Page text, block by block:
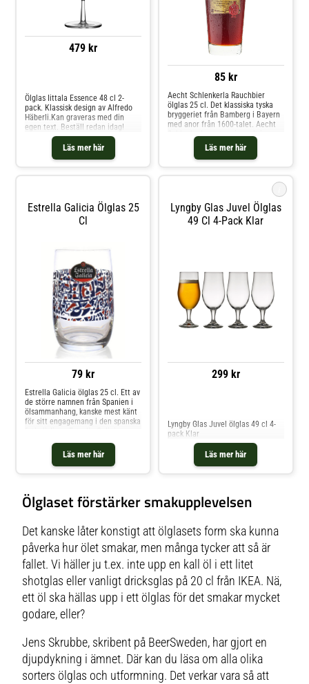
igen.Ta en titt på vårt stora utbud
av ölglas och hitta det perfekta
glaset för dig!
479 kr
Läs mer här
Ölglas Iittala Essence 48 cl 2-
pack. Klassisk design av Alfredo
Häberli.Kan graveras med din
egen text. Beställ redan idag!
85 kr
Läs mer här
Aecht Schlenkerla Rauchbier
ölglas 25 cl. Det klassiska tyska
bryggeriet från Bamberg i Bayern
med anor från 1600-talet. Aecht
Schlenkerla rostar sin malt i egna
ugnar över öppen eld vilket ger
den unika rökiga karaktären i
deras lageröl. Givetvis bör denna
Detta ölglas har en rak och tydlig
berömda loggan som liknar ett
pergament tryckt.
Estrella Galicia Ölglas 25
Cl
79 kr
Läs mer här
Estrella Galicia ölglas 25 cl. Ett av
de större namnen från Spanien i
ölsammanhang, kanske mest känt
för sitt engagemang i den spanska
de Riveras och har anor bak till
början av 1900-talet. Stiligt ölglas
med vackra proportioner.En lätt
på glasets framsida och
markering för 25 cl på baksidan.
Lyngby Glas Juvel Ölglas
49 Cl 4-Pack Klar
299 kr
Läs mer här
Lyngby Glas Juvel ölglas 49 cl 4-
pack Klar
Ölglaset förstärker smakupplevelsen
Det kanske låter konstigt att ölglasets form ska kunna
påverka hur ölet smakar, men många tycker att så är
fallet. Vi häller ju t.ex. inte upp en kall öl i ett litet
shotglas eller vanligt dricksglas på 20 cl från IKEA. Nä,
ett öl ska hällas upp i ett ölglas för det smakar mycket
godare, eller?
Jens Skrubbe, skribent på BeerSweden, har gjort en
djupdykning i ämnet. Där kan du läsa om alla olika
sorters ölglas och utformning. Det verkar vara så att